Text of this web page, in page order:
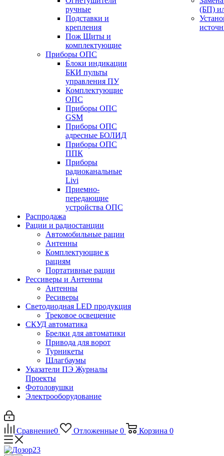
ручные
Подставки и
крепления
Пож Щиты и
комплектующие
Приборы ОПС
Блоки индикации
БКИ пульты
управления ПУ
Комплектующие
ОПС
Приборы ОПС
GSM
Приборы ОПС
адресные БОЛИД
Приборы ОПС
ППК
Приборы
радиоканальные
Livi
Приемно-
передающие
устройства ОПС
Распродажа
Рации и радиостанции
Автомобильные рации
Антенны
Комплектующие к
рациям
Портативные рации
Рессиверы и Антенны
Антенны
Ресиверы
Светодиодная LED продукция
Трековое освещение
СКУД автоматика
Брелки для автоматики
Привода для ворот
Турникеты
Шлагбаумы
Указатели ПЭ Журналы
Проекты
Фотоловушки
Электрооборудование
(БП)
Сравнение0 Отложенные 0 Корзина 0